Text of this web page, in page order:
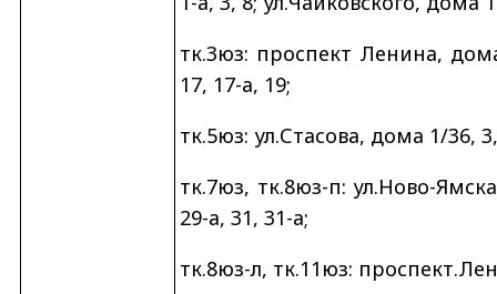
тк.3юз: проспект Ленина,
17, 17-а, 19;
тк.5юз: ул.Стасова, дома 1/36,
тк.7юз, тк.8юз-п: ул.Ново-
29-а, 31, 31-а;
тк.8юз-л, тк.11юз: